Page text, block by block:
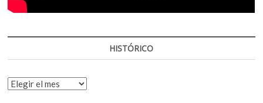
HISTÓRICO
HISTÓRICO